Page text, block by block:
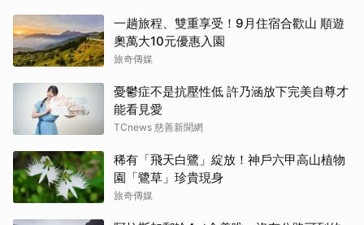
一趟旅程、雙重享受！9月住宿合歡山 順遊
奧萬大10元優惠入園
旅奇傳媒
憂鬱症不是抗壓性低 許乃涵放下完美自尊才
能看見愛
TCnews 慈善新聞網
稀有「飛天白鷺」綻放！神戶六甲高山植物
園「鷺草」珍貴現身
旅奇傳媒